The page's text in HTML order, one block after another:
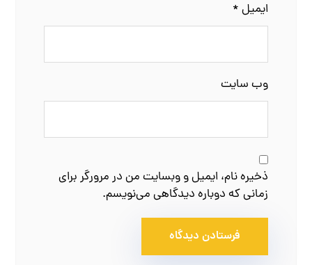
ایمیل*
وب‌ سایت
ذخیره نام، ایمیل و وبسایت من در مرورگر برای
زمانی که دوباره دیدگاهی می‌نویسم.